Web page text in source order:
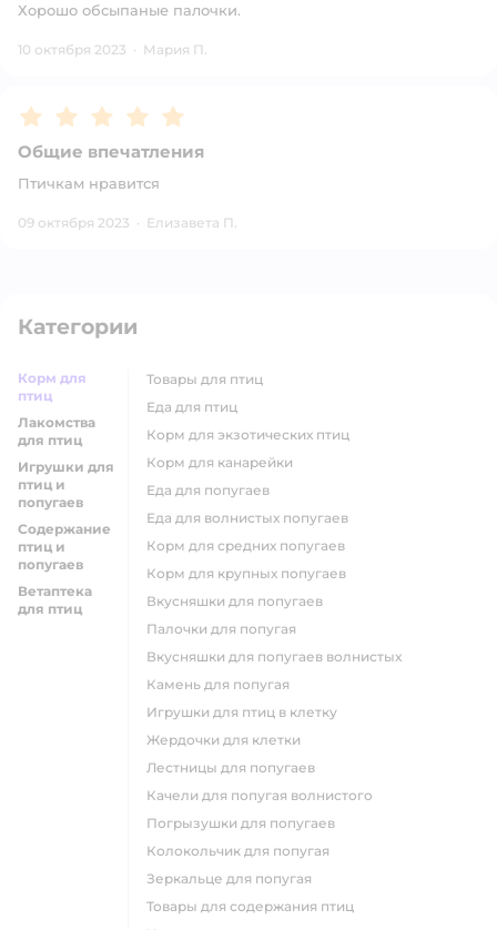
Хорошо обсыпаные палочки.
10 октября 2023 · Мария П.
Рейтинг:5
Общие впечатления
Птичкам нравится
09 октября 2023 · Елизавета П.
Категории
Корм для
птиц
Лакомства
для птиц
Игрушки для
птиц и
попугаев
Содержание
птиц и
попугаев
Ветаптека
для птиц
товары для птиц
еда для птиц
корм для экзотических птиц
корм для канарейки
еда для попугаев
еда для волнистых попугаев
корм для средних попугаев
корм для крупных попугаев
вкусняшки для попугаев
палочки для попугая
вкусняшки для попугаев волнистых
камень для попугая
игрушки для птиц в клетку
жердочки для клетки
лестницы для попугаев
качели для попугая волнистого
погрызушки для попугаев
колокольчик для попугая
зеркальце для попугая
товары для содержания птиц